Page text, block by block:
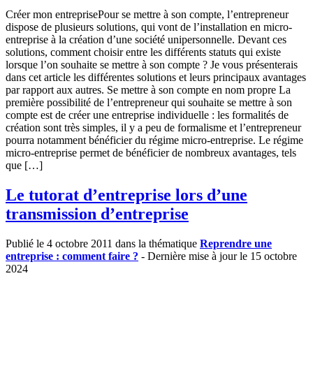
Créer mon entreprisePour se mettre à son compte, l’entrepreneur
dispose de plusieurs solutions, qui vont de l’installation en micro-
entreprise à la création d’une société unipersonnelle. Devant ces
solutions, comment choisir entre les différents statuts qui existe
lorsque l’on souhaite se mettre à son compte ? Je vous présenterais
dans cet article les différentes solutions et leurs principaux avantages
par rapport aux autres. Se mettre à son compte en nom propre La
première possibilité de l’entrepreneur qui souhaite se mettre à son
compte est de créer une entreprise individuelle : les formalités de
création sont très simples, il y a peu de formalisme et l’entrepreneur
pourra notamment bénéficier du régime micro-entreprise. Le régime
micro-entreprise permet de bénéficier de nombreux avantages, tels
que […]
Le tutorat d’entreprise lors d’une
transmission d’entreprise
Publié le 4 octobre 2011 dans la thématique Reprendre une
entreprise : comment faire ? - Dernière mise à jour le 15 octobre
2024